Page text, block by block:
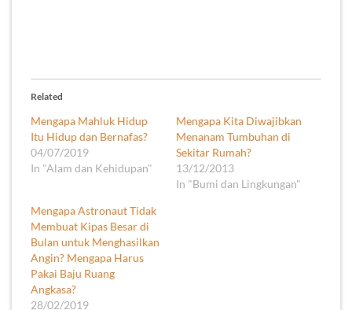
Related
Mengapa Mahluk Hidup
Itu Hidup dan Bernafas?
04/07/2019
In "Alam dan Kehidupan"
Mengapa Kita Diwajibkan
Menanam Tumbuhan di
Sekitar Rumah?
13/12/2013
In "Bumi dan Lingkungan"
Mengapa Astronaut Tidak
Membuat Kipas Besar di
Bulan untuk Menghasilkan
Angin? Mengapa Harus
Pakai Baju Ruang
Angkasa?
28/02/2019